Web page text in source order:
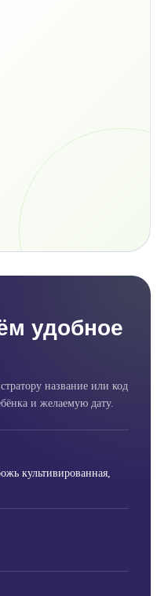
удобное
название или код
и желаемую дату.
культивированная,